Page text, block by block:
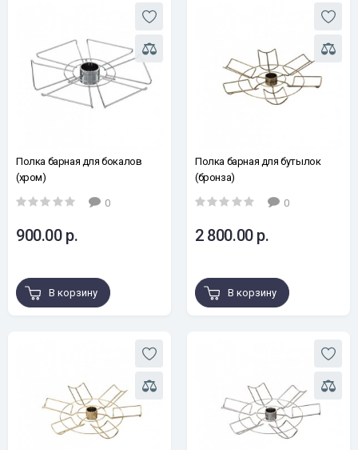
Полка барная для бокалов
(хром)
0
900.00 р.
В корзину
Полка барная для бутылок
(бронза)
0
2 800.00 р.
В корзину